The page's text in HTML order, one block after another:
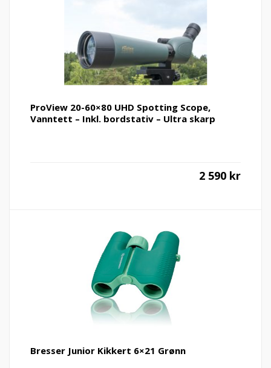
ProView 20-60×80 UHD Spotting Scope,
Vanntett – Inkl. bordstativ – Ultra skarp
2 590 kr
Bresser Junior Kikkert 6×21 Grønn